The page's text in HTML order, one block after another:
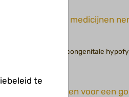
Ik moet medicijnen
Esther (15) heeft congenitale
Wij zorgen voor een
te